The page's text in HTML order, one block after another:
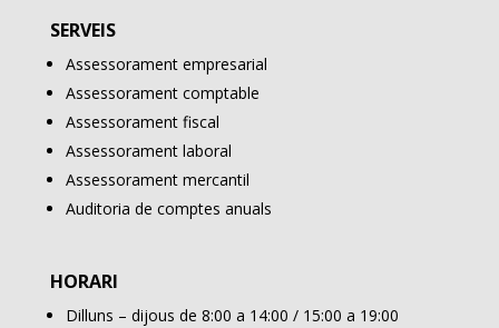
SERVEIS
Assessorament empresarial
Assessorament comptable
Assessorament fiscal
Assessorament laboral
Assessorament mercantil
Auditoria de comptes anuals
HORARI
Dilluns – dijous de 8:00 a 14:00 / 15:00 a 19:00